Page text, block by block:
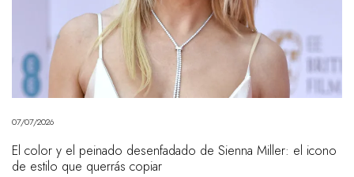
07/07/2026
El color y el peinado desenfadado de Sienna Miller: el icono
de estilo que querrás copiar